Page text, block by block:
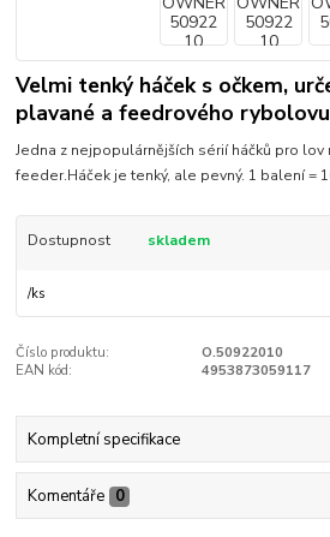
Velmi tenký háček s očkem,
plavané a feedrového
Jedna z nejpopulárnějších sérií háčků pro lov
feeder.Háček je tenký, ale pevný. 1 balení =
Dostupnost skladem
/ks
Číslo produktu:
O.50922010
EAN kód:
4953873059117
Kompletní specifikace
Komentáře 0